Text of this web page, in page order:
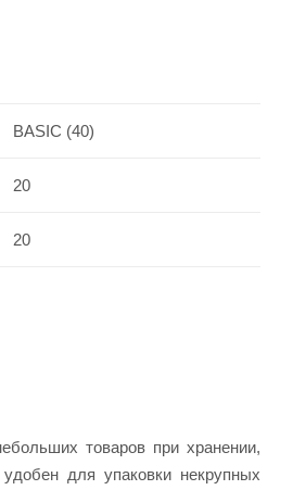
BASIC (40)
20
20
товаров при хранении,
для упаковки некрупных